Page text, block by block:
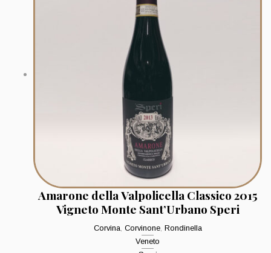
Amarone della Valpolicella Classico 2015
Vigneto Monte Sant’Urbano Speri
Corvina, Corvinone, Rondinella
Veneto